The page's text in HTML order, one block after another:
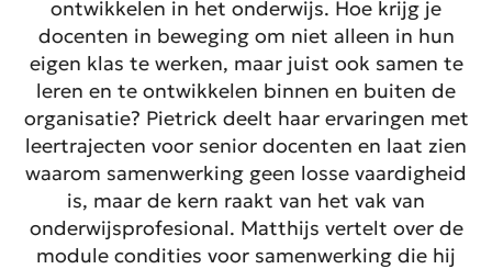
ontwikkelen in het onderwijs. Hoe krijg je
docenten in beweging om niet alleen in hun
eigen klas te werken, maar juist ook samen te
leren en te ontwikkelen binnen en buiten de
organisatie? Pietrick deelt haar ervaringen met
leertrajecten voor senior docenten en laat zien
waarom samenwerking geen losse vaardigheid
is, maar de kern raakt van het vak van
onderwijsprofesional. Matthijs vertelt over de
module condities voor samenwerking die hij